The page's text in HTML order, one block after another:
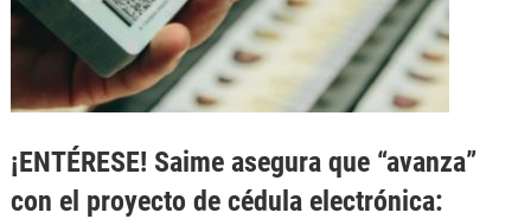
¡ENTÉRESE! Saime asegura que “avanza”
con el proyecto de cédula electrónica: